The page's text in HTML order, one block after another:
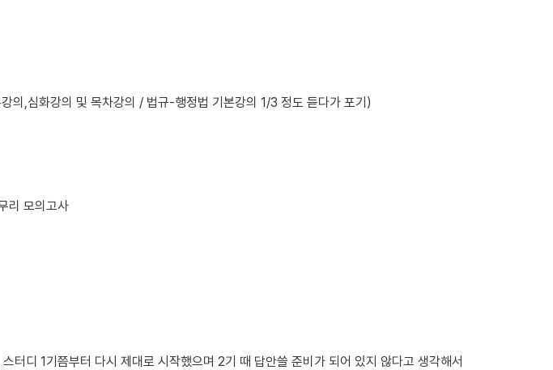
,심화강의 및 목차강의 / 법규-행정법 기본강의 1/3 정도 듣다가 포기)
리 모의고사
디 1기쯤부터 다시 제대로 시작했으며 2기 때 답안쓸 준비가 되어 있지 않다고 생각해서